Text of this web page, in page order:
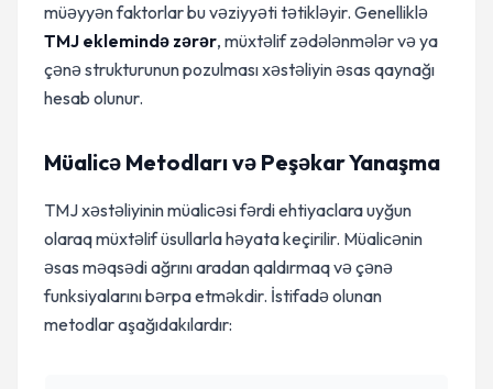
müəyyən faktorlar bu vəziyyəti tətikləyir. Genelliklə
TMJ eklemində zərər, müxtəlif zədələnmələr və ya
çənə strukturunun pozulması xəstəliyin əsas qaynağı
hesab olunur.
Müalicə Metodları və Peşəkar Yanaşma
TMJ xəstəliyinin müalicəsi fərdi ehtiyaclara uyğun
olaraq müxtəlif üsullarla həyata keçirilir. Müalicənin
əsas məqsədi ağrını aradan qaldırmaq və çənə
funksiyalarını bərpa etməkdir. İstifadə olunan
metodlar aşağıdakılardır: